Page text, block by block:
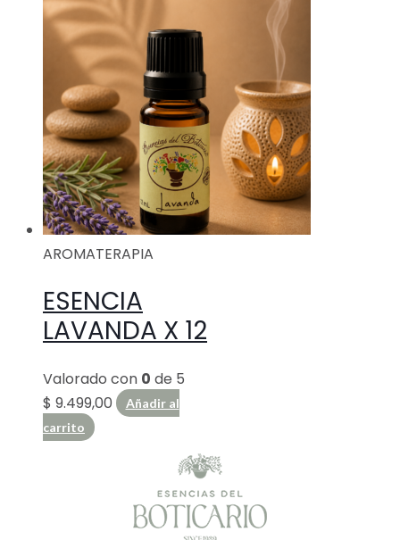
AROMATERAPIA
ESENCIA
LAVANDA X 12
Valorado con 0 de 5
$ 9.499,00
Añadir al
carrito